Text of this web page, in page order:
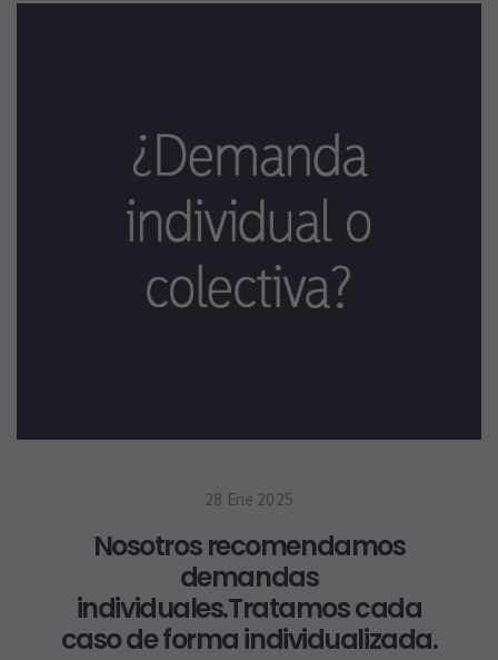
28 Ene 2025
Nosotros recomendamos
demandas
individuales.Tratamos cada
caso de forma individualizada.